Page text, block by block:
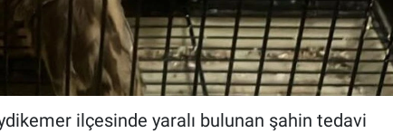
ilçesinde yaralı bulunan şahin tedavi